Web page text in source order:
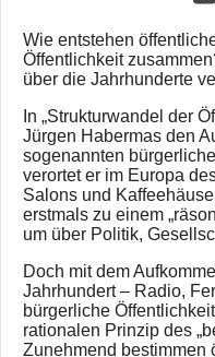
Wie entstehen
Öffentlichkeit
über die Jahrhunderte
In „Strukturwandel der
Jürgen Habermas den
sogenannten
verortet er im Europa
Salons und
erstmals zu einem
um über Politik,
Doch mit dem
Jahrhundert – Radio,
bürgerliche
rationalen Prinzip des
Zunehmend bestimmen